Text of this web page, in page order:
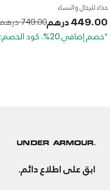
حذاء للرجال والنساء
449.00 درهم from
749.00 درهم
*خصم إضافي 20%. كود الخصم: EXTRA20
ابق على اطلاع دائم.